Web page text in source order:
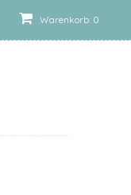
Warenkorb: 0